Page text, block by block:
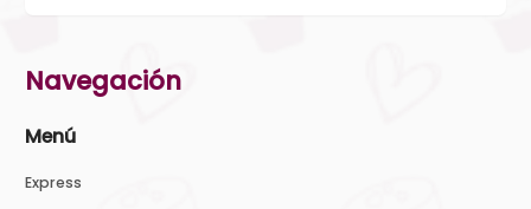
Navegación
Menú
Express